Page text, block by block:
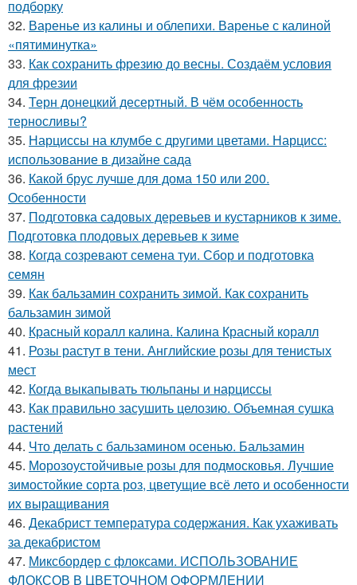
подборку
32. Варенье из калины и облепихи. Варенье с калиной
«пятиминутка»
33. Как сохранить фрезию до весны. Создаём условия
для фрезии
34. Терн донецкий десертный. В чём особенность
терносливы?
35. Нарциссы на клумбе с другими цветами. Нарцисс:
использование в дизайне сада
36. Какой брус лучше для дома 150 или 200.
Особенности
37. Подготовка садовых деревьев и кустарников к зиме.
Подготовка плодовых деревьев к зиме
38. Когда созревают семена туи. Сбор и подготовка
семян
39. Как бальзамин сохранить зимой. Как сохранить
бальзамин зимой
40. Красный коралл калина. Калина Красный коралл
41. Розы растут в тени. Английские розы для тенистых
мест
42. Когда выкапывать тюльпаны и нарциссы
43. Как правильно засушить целозию. Объемная сушка
растений
44. Что делать с бальзамином осенью. Бальзамин
45. Морозоустойчивые розы для подмосковья. Лучшие
зимостойкие сорта роз, цветущие всё лето и особенности
их выращивания
46. Декабрист температура содержания. Как ухаживать
за декабристом
47. Миксбордер с флоксами. ИСПОЛЬЗОВАНИЕ
ФЛОКСОВ В ЦВЕТОЧНОМ ОФОРМЛЕНИИ